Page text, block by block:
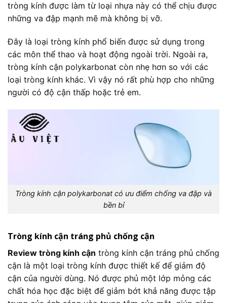
tròng kính được làm từ loại nhựa này có thể chịu được
những va đập mạnh mẽ mà không bị vỡ.
Đây là loại tròng kính phổ biến được sử dụng trong
các môn thể thao và hoạt động ngoài trời. Ngoài ra,
tròng kính cận polykarbonat còn nhẹ hơn so với các
loại tròng kính khác. Vì vậy nó rất phù hợp cho những
người có độ cận thấp hoặc trẻ em.
Tròng kính cận polykarbonat có ưu điểm chống va đập và
bền bỉ
Tròng kính cận tráng phủ chống cận
Review tròng kính cận tròng kính cận tráng phủ chống
cận là một loại tròng kính được thiết kế để giảm độ
cận của người dùng. Nó được phủ một lớp mỏng các
chất hóa học đặc biệt để giảm bớt khả năng được tập